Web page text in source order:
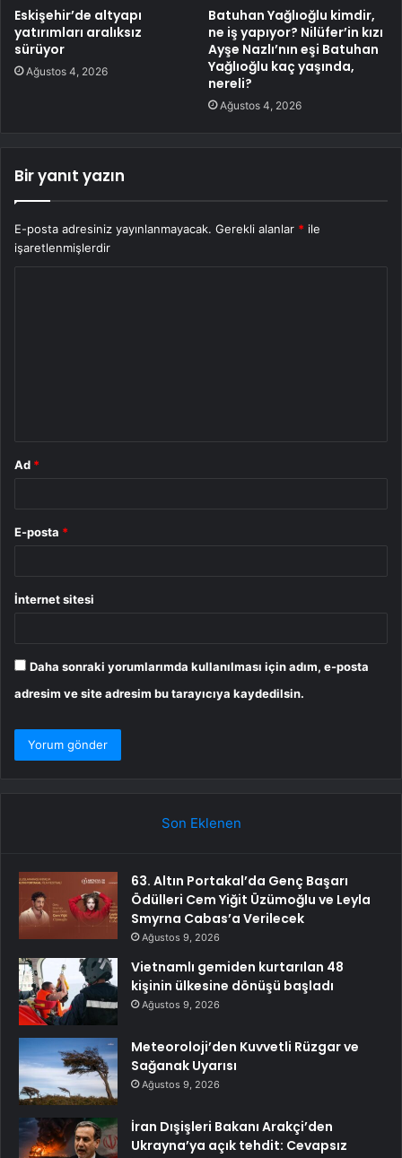
Eskişehir’de altyapı
yatırımları aralıksız
sürüyor
Ağustos 4, 2026
Batuhan Yağlıoğlu kimdir,
ne iş yapıyor? Nilüfer’in kızı
Ayşe Nazlı’nın eşi Batuhan
Yağlıoğlu kaç yaşında,
nereli?
Ağustos 4, 2026
Bir yanıt yazın
E-posta adresiniz yayınlanmayacak. Gerekli alanlar * ile
işaretlenmişlerdir
Ad *
E-posta *
İnternet sitesi
Daha sonraki yorumlarımda kullanılması için adım, e-posta
adresim ve site adresim bu tarayıcıya kaydedilsin.
Son Eklenen
63. Altın Portakal’da Genç Başarı
Ödülleri Cem Yiğit Üzümoğlu ve Leyla
Smyrna Cabas’a Verilecek
Ağustos 9, 2026
Vietnamlı gemiden kurtarılan 48
kişinin ülkesine dönüşü başladı
Ağustos 9, 2026
Meteoroloji’den Kuvvetli Rüzgar ve
Sağanak Uyarısı
Ağustos 9, 2026
İran Dışişleri Bakanı Arakçi’den
Ukrayna’ya açık tehdit: Cevapsız